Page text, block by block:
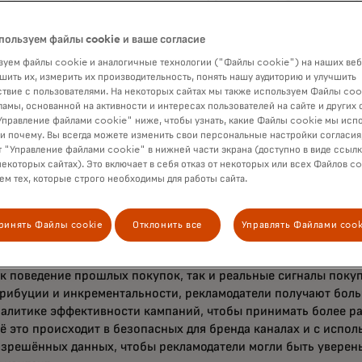
Уникальный комплексный подход Mastercard Commerce
охватом торговцев и высочайшим стандартами
запатентованной технологии привязки карт Mastercard
конверсию и прирост стоимости независимо от того,
или онлайн — чего не могут обеспечить отдельные
рекламные платформы.
преимущества
максимизируют эффект. Рекламодатели сталкиваются
максимально использовать бюджеты и убедиться, что их
пока они стремятся привлечь новых клиентов и увеличить
эффективно соответствует этим требованиям,
поведение прошлых покупок, так и реальные сигналы
и инкрементальности, рекламодатели получают
эффективности кампаний, чтобы принимать более
это происходит в безопасных для бренда каналах и с
данных, чтобы рекламодатели могли быть
файлы cookie и ваше согласие
файлы cookie и аналогичные технологии ("Файлы cookie") на наших
их, измерить их производительность, понять нашу аудиторию и улучшить
с пользователями. На некоторых сайтах мы также используем Файлы
основанной на активности и интересах пользователей на сайте и других
файлами cookie" ниже, чтобы узнать, какие Файлы cookie мы
почему. Вы всегда можете изменить свои персональные настройки
"Управление файлами cookie" в нижней части экрана (доступно в виде
сайтах). Это включает в себя отказ от некоторых или всех Файлов
тех, которые строго необходимы для работы сайта.
Файлы cookie Отклонить все Управлять Файлами